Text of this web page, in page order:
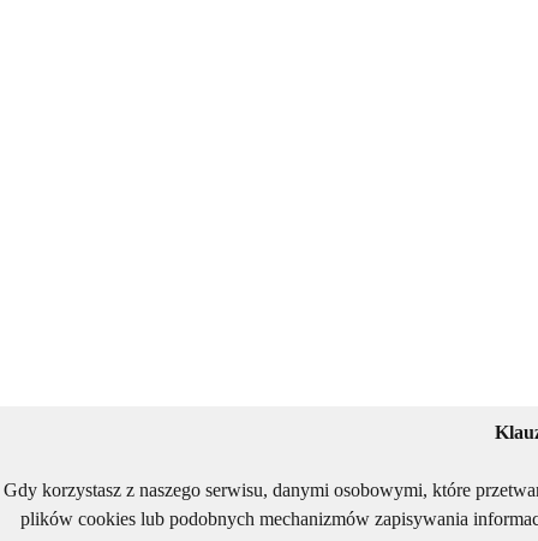
Gdy korzystasz z naszego serwisu, danymi osobowymi, które
plików cookies lub podobnych mechanizmów zapisywania